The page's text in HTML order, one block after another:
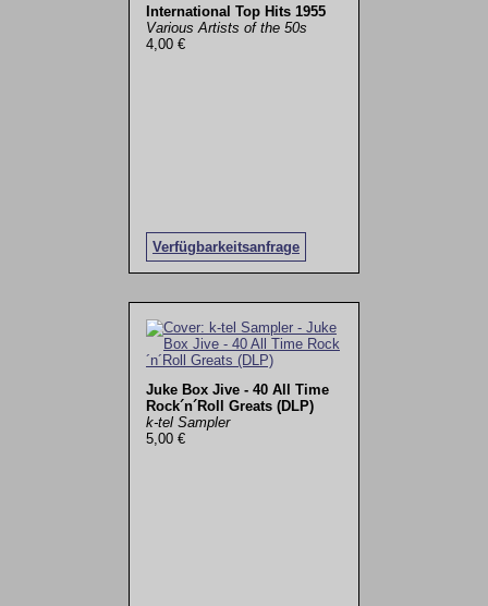
International Top Hits 1955
Various Artists of the 50s
4,00 €
Verfügbarkeitsanfrage
Juke Box Jive - 40 All Time
Rock´n´Roll Greats (DLP)
k-tel Sampler
5,00 €